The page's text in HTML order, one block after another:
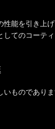
性能を引き上
してのコーテ
ものでありま